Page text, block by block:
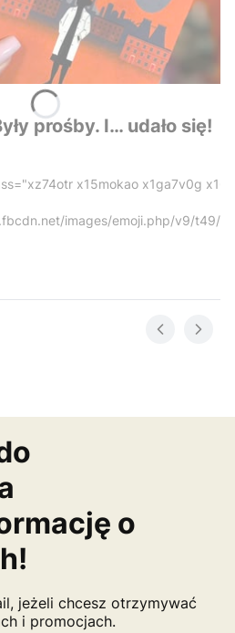
prośby. I… udało się!
x15mokao x1ga7v0g
images/emoji.php/v9/t49/1/
o
jeżeli chcesz otrzymywać
i promocjach.